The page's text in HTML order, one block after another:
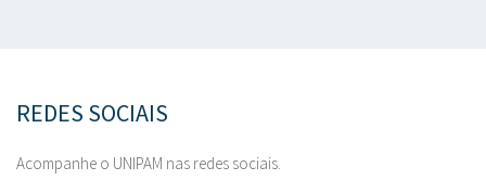
REDES SOCIAIS
Acompanhe o UNIPAM nas redes sociais.